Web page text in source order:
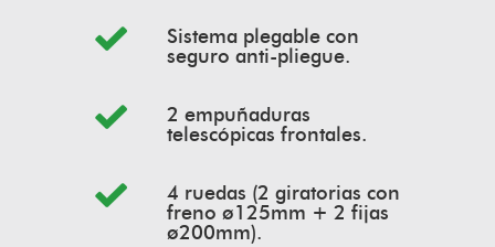
Sistema plegable con
seguro anti-pliegue.
2 empuñaduras
telescópicas frontales.
4 ruedas (2 giratorias con
freno ø125mm + 2 fijas
ø200mm).